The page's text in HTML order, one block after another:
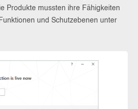
Produkte mussten ihre Fähigkeiten
und Schutzebenen unter